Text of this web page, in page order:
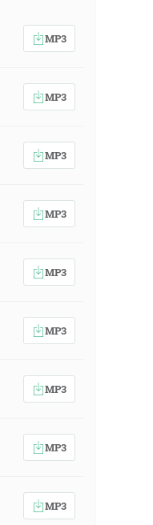
MP3
MP3
MP3
MP3
MP3
MP3
MP3
MP3
MP3